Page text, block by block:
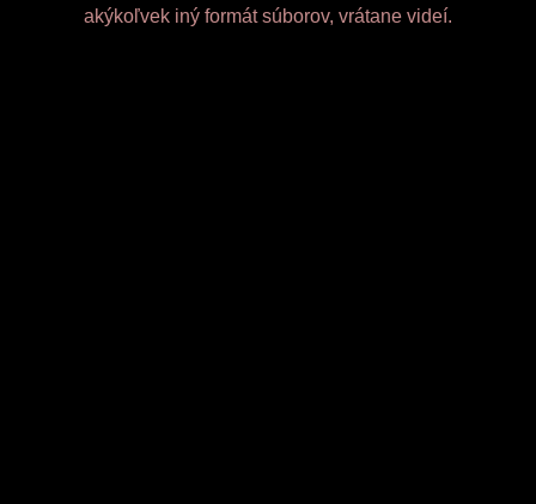
akýkoľvek iný formát súborov, vrátane videí.